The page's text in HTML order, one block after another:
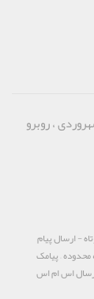
، روبرو
- ارسال پیام
– پیامک
اس ام اس